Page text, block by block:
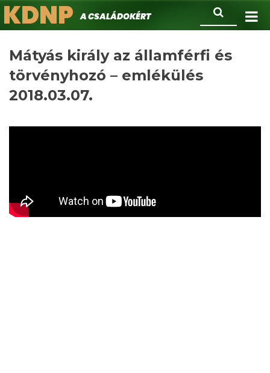
Ugrás
a
Keresés
KDNPA családokért.
Mátyás király az államférfi és
törvényhozó – emlékülés
2018.03.07.